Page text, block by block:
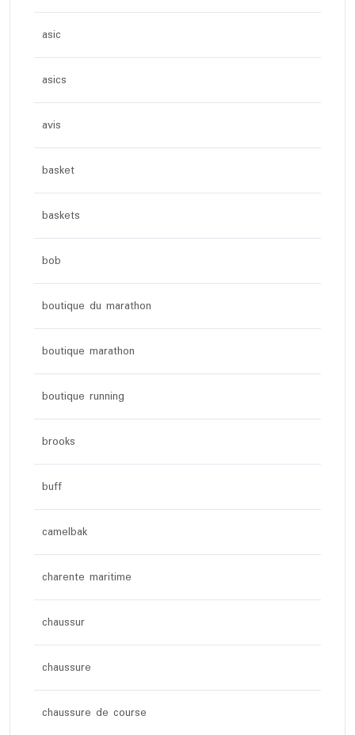
asic
asics
avis
basket
baskets
bob
boutique du marathon
boutique marathon
boutique running
brooks
buff
camelbak
charente maritime
chaussur
chaussure
chaussure de course